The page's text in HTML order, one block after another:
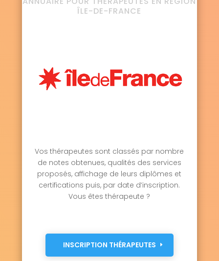
ÎLE-DE-FRANCE
Vos thérapeutes sont classés par nombre
de notes obtenues, qualités des services
proposés, affichage de leurs diplômes et
certifications puis, par date d’inscription.
Vous êtes thérapeute ?
INSCRIPTION THÉRAPEUTES